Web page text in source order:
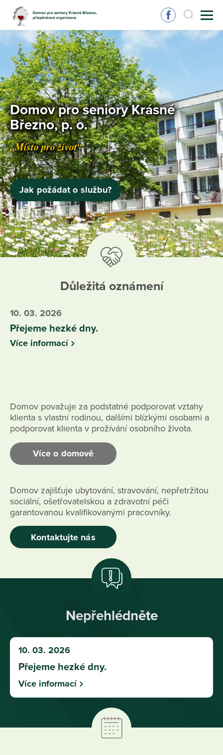
Domov pro seniory Krásné
Březno, p. o.
„Místo pro život“
Jak požádat o službu?
Důležitá oznámení
10. 03. 2026
Přejeme hezké dny.
Více informací
Domov považuje za podstatné podporovat vztahy
klienta s vlastní rodinou, dalšími blízkými osobami a
podporovat klienta v prožívání osobního života.
Více o domově
Domov zajišťuje ubytování, stravování, nepřetržitou
sociální, ošetřovatelskou a zdravotní péči
garantovanou kvalifikovanými pracovníky.
Kontaktujte nás
Nepřehlédněte
10. 03. 2026
Přejeme hezké dny.
Více informací